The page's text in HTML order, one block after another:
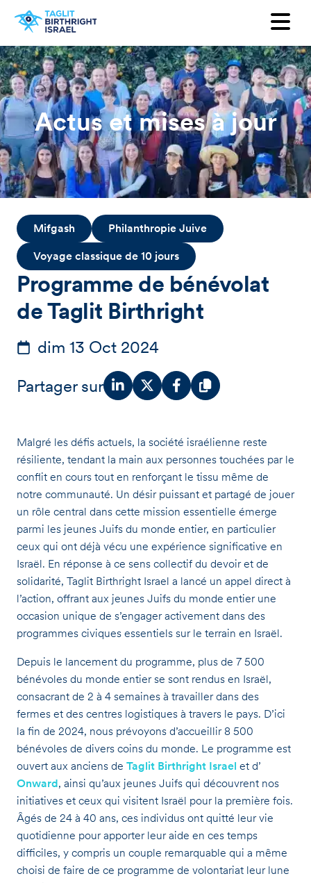
Actus et mises à jour
Mifgash Philanthropie Juive
Voyage classique de 10 jours
Programme de bénévolat
de Taglit Birthright
dim 13 Oct 2024
Partager sur
Malgré les défis actuels, la société israélienne reste
résiliente, tendant la main aux personnes touchées par le
conflit en cours tout en renforçant le tissu même de
notre communauté. Un désir puissant et partagé de jouer
un rôle central dans cette mission essentielle émerge
parmi les jeunes Juifs du monde entier, en particulier
ceux qui ont déjà vécu une expérience significative en
Israël. En réponse à ce sens collectif du devoir et de
solidarité, Taglit Birthright Israel a lancé un appel direct à
l’action, offrant aux jeunes Juifs du monde entier une
occasion unique de s’engager activement dans des
programmes civiques essentiels sur le terrain en Israël.
Depuis le lancement du programme, plus de 7 500
bénévoles du monde entier se sont rendus en Israël,
consacrant de 2 à 4 semaines à travailler dans des
fermes et des centres logistiques à travers le pays. D’ici
la fin de 2024, nous prévoyons d’accueillir 8 500
bénévoles de divers coins du monde. Le programme est
ouvert aux anciens de Taglit Birthright Israel et d’
Onward, ainsi qu’aux jeunes Juifs qui découvrent nos
initiatives et ceux qui visitent Israël pour la première fois.
Âgés de 24 à 40 ans, ces individus ont quitté leur vie
quotidienne pour apporter leur aide en ces temps
difficiles, y compris un couple remarquable qui a même
choisi de faire de ce programme de volontariat leur lune
Voulez-vous recevoir notre
Prénom
Nom
Adresse mail
Pays